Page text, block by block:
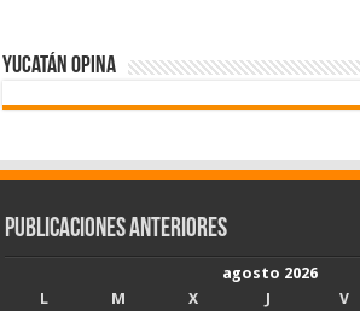
Yucatán Opina
Publicaciones Anteriores
agosto 2026
L
M X J V